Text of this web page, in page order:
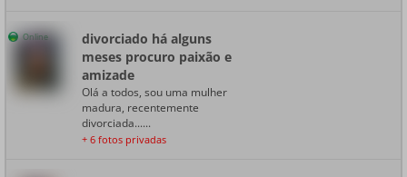
Online
divorciado há alguns
meses procuro paixão e
amizade
Olá a todos, sou uma mulher
madura, recentemente
divorciada......
+ 6 fotos privadas